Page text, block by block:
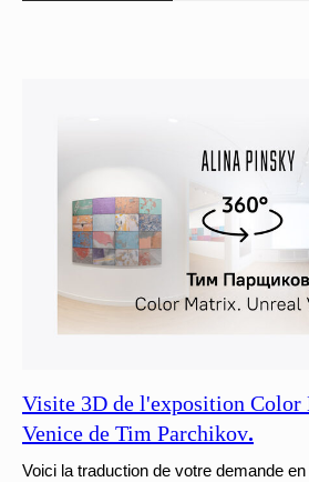
Visite 3D de l'exposition Color
Venice de Tim Parchikov.
Voici la traduction de votre demande